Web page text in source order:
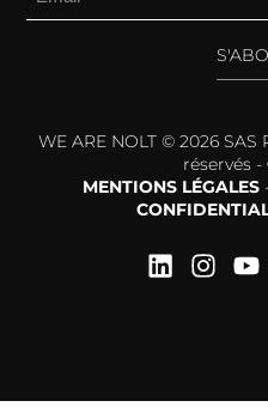
WE ARE NOLT © 2026 SAS
réservés -
MENTIONS LÉGALES